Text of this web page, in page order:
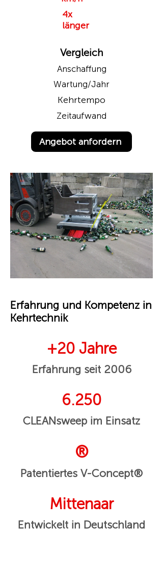
4x
länger
Vergleich
Anschaffung
Wartung/Jahr
Kehrtempo
Zeitaufwand
Angebot anfordern
Erfahrung und Kompetenz in
Kehrtechnik
+20 Jahre
Erfahrung seit 2006
6.250
CLEANsweep im Einsatz
®
Patentiertes V-Concept®
Mittenaar
Entwickelt in Deutschland